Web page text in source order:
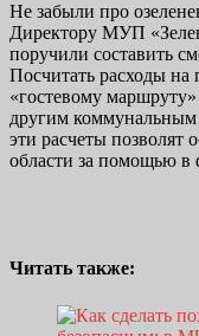
Не забыли про
Директору МУП
поручили составить
Посчитать расходы на
«гостевому
другим коммунальным
эти расчеты позволят
области за помощью в
Читать также: